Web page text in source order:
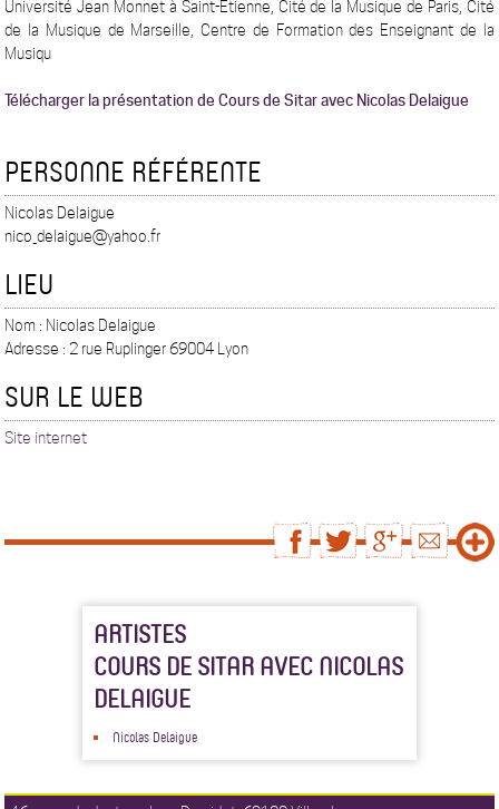
Université Jean Monnet à Saint-Etienne, Cité de la Musique de Paris, Cité
de la Musique de Marseille, Centre de Formation des Enseignant de la
Musiqu
Télécharger la présentation de Cours de Sitar avec Nicolas Delaigue
PERSONNE RÉFÉRENTE
Nicolas Delaigue
nico_delaigue@yahoo.fr
LIEU
Nom : Nicolas Delaigue
Adresse : 2 rue Ruplinger 69004 Lyon
SUR LE WEB
Site internet
ARTISTES
COURS DE SITAR AVEC NICOLAS
DELAIGUE
Nicolas Delaigue